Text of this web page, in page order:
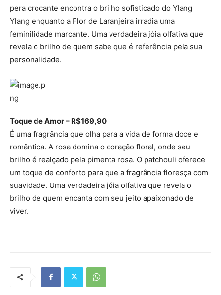
pera crocante encontra o brilho sofisticado do Ylang
Ylang enquanto a Flor de Laranjeira irradia uma
feminilidade marcante. Uma verdadeira jóia olfativa que
revela o brilho de quem sabe que é referência pela sua
personalidade.
Toque de Amor – R$169,90
É uma fragrância que olha para a vida de forma doce e
romântica. A rosa domina o coração floral, onde seu
brilho é realçado pela pimenta rosa. O patchouli oferece
um toque de conforto para que a fragrância floresça com
suavidade. Uma verdadeira jóia olfativa que revela o
brilho de quem encanta com seu jeito apaixonado de
viver.